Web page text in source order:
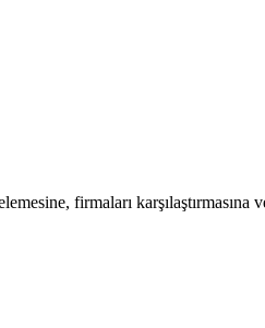
firmaları